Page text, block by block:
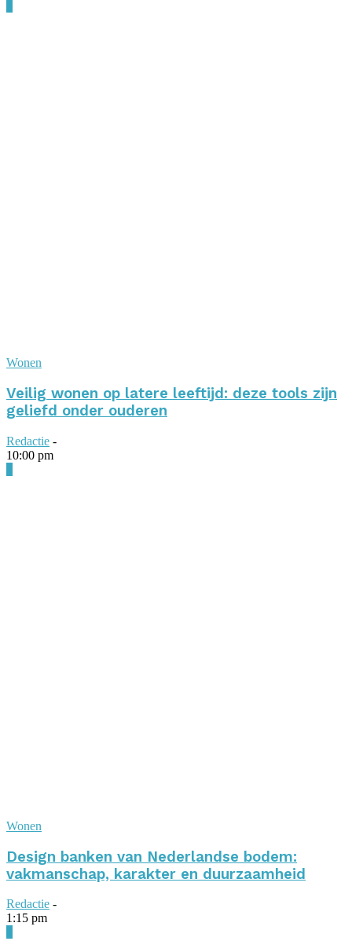
Wonen
Veilig wonen op latere leeftijd: deze tools zijn
geliefd onder ouderen
Redactie -
10:00 pm
Wonen
Design banken van Nederlandse bodem:
vakmanschap, karakter en duurzaamheid
Redactie -
1:15 pm